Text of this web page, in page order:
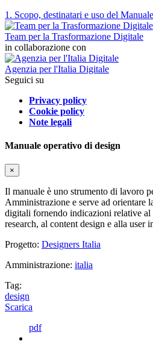
1. Scopo, destinatari e uso del
Team per la Trasformazione Digitale
in collaborazione con
Agenzia per l'Italia Digitale
Seguici su
Privacy policy
Cookie policy
Note legali
Manuale operativo di design
×
Il manuale è uno strumento di lavoro
Amministrazione e serve ad orientare
digitali fornendo indicazioni relative al
research, al content design e alla user
Progetto: Designers Italia
Amministrazione: italia
Tag:
design
Scarica
pdf